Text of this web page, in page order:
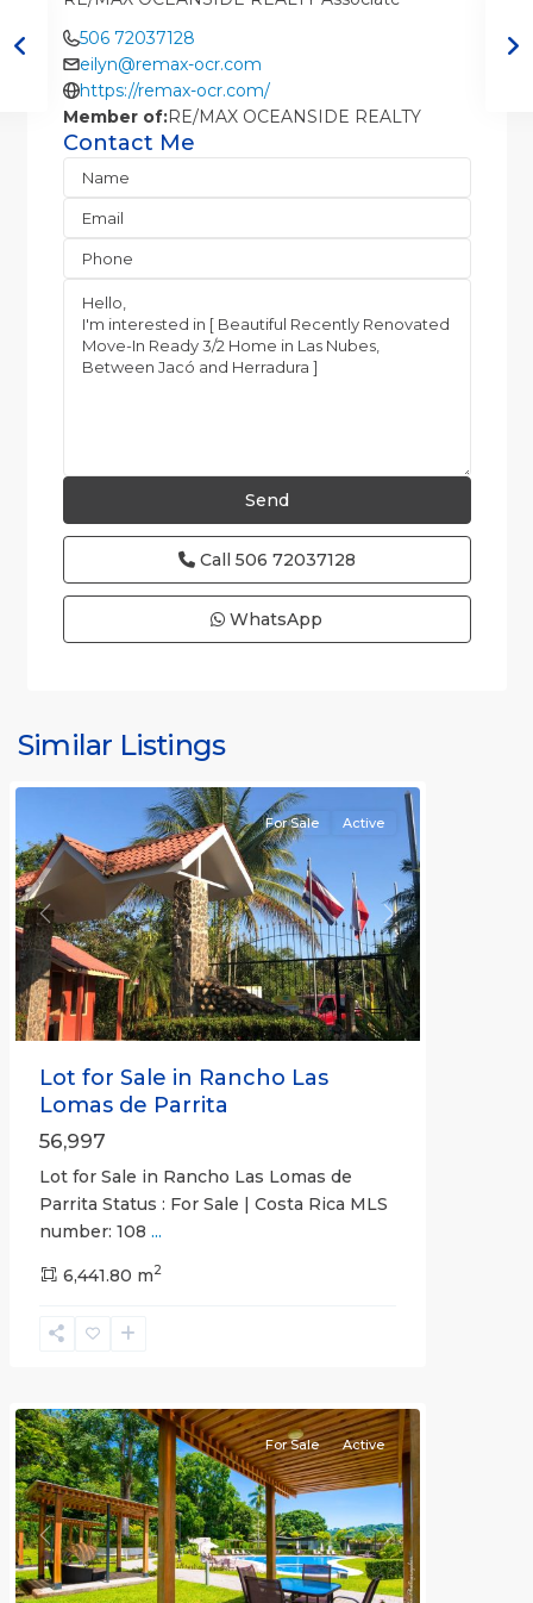
506 72037128
eilyn@remax-ocr.com
https://remax-ocr.com/
Member of:RE/MAX OCEANSIDE REALTY
Contact Me
Call 506 72037128
WhatsApp
Similar Listings
Herradura
Previous Next
For Sale Active
Lot for Sale in Rancho Las
Lomas de Parrita
56,997
Lot for Sale in Rancho Las Lomas de
Parrita Status : For Sale | Costa Rica MLS
number: 108 ...
6,441.80 m2
Previous Next
For Sale Active